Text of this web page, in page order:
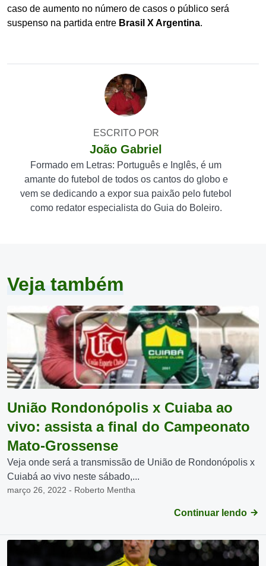
caso de aumento no número de casos o público será
suspenso na partida entre Brasil X Argentina.
ESCRITO POR
João Gabriel
Formado em Letras: Português e Inglês, é um
amante do futebol de todos os cantos do globo e
vem se dedicando a expor sua paixão pelo futebol
como redator especialista do Guia do Boleiro.
Veja também
União Rondonópolis x Cuiaba ao
vivo: assista a final do Campeonato
Mato-Grossense
Veja onde será a transmissão de União de Rondonópolis x
Cuiabá ao vivo neste sábado,...
março 26, 2022 - Roberto Mentha
Continuar lendo